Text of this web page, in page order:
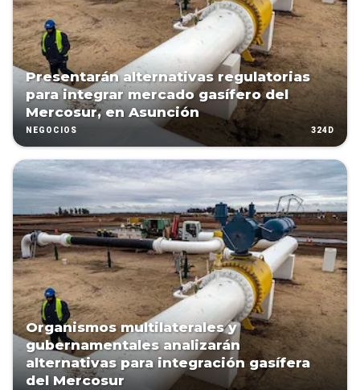
Presentarán alternativas regulatorias
para integrar mercado gasífero del
Mercosur, en Asunción
NEGOCIOS 324D
Organismos multilaterales y
gubernamentales analizarán
alternativas para integración gasífera
del Mercosur